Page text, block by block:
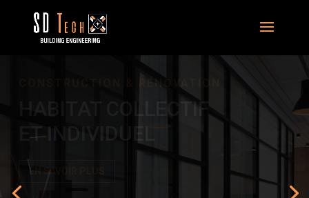
BÂTIMENTS INDUSTRIELS
ET TERTIAIRE